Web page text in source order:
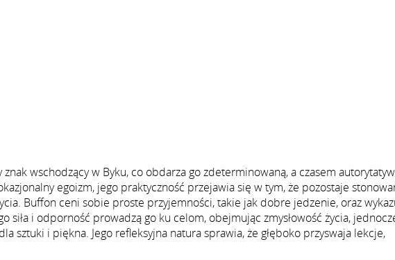
wschodzący w Byku, co obdarza go zdeterminowaną, a czasem
egoizm, jego praktyczność przejawia się w tym, że pozostaje
Buffon ceni sobie proste przyjemności, takie jak dobre jedzenie, oraz
siła i odporność prowadzą go ku celom, obejmując zmysłowość życia,
sztuki i piękna. Jego refleksyjna natura sprawia, że głęboko przyswaja lekcje,